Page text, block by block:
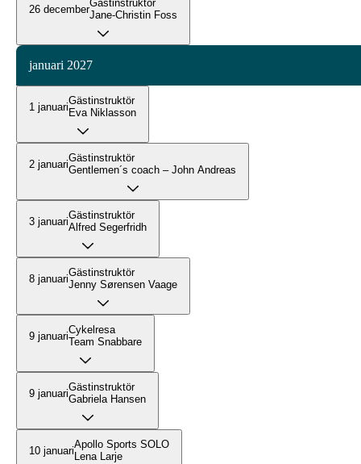
26 decemberGästinstruktör
Jane-Christin Foss
januari 2027
1 januariGästinstruktör
Eva Niklasson
2 januariGästinstruktör
Gentlemen´s coach – John Andreas
3 januariGästinstruktör
Alfred Segerfridh
8 januariGästinstruktör
Jenny Sørensen Vaage
9 januariCykelresa
Team Snabbare
9 januariGästinstruktör
Gabriela Hansen
10 januariApollo Sports SOLO
Lena Larje